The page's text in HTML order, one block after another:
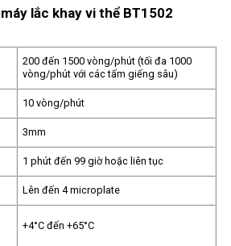
lắc khay vi thể BT1502
200 đến 1500 vòng/phút (tối đa 1000
vòng/phút với các tấm giếng sâu)
10 vòng/phút
3mm
1 phút đến 99 giờ hoặc liên tục
Lên đến 4 microplate
+4°C đến +65°C